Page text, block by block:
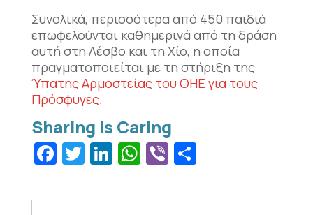
Συνολικά, περισσότερα από 450 παιδιά
επωφελούνται καθημερινά από τη δράση
αυτή στη Λέσβο και τη Χίο, η οποία
πραγματοποιείται με τη στήριξη της
Ύπατης Αρμοστείας του ΟΗΕ για τους
Πρόσφυγες.
Facebook
Twitter
LinkedIn
WhatsApp
Viber